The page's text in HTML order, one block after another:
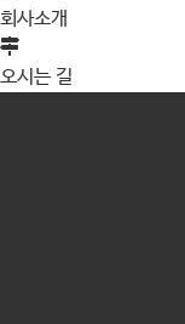
회사소개
오시는 길